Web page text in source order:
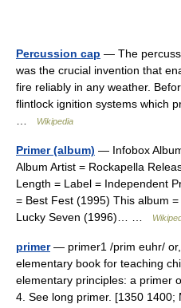
Percussion cap — The
was the crucial invention that
fire reliably in any weather.
flintlock ignition systems which
Wikipedia
Primer (album) — Infobox
Album Artist = Rockapella
Length = Label = Independent
= Best Fest (1995) This album
Lucky Seven (1996)… …
primer— primer1 /prim euhr/ or,
elementary book for teaching
elementary principles: a primer
4. See long primer. [1350